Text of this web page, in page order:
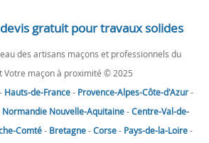
gratuit pour travaux solides
des artisans maçons et professionnels du
Votre maçon à proximité © 2025
- Hauts-de-France- Provence-Alpes-Côte-d'Azur-
Normandie Nouvelle-Aquitaine-Centre-Val-de-
Comté- Bretagne-Corse- Pays-de-la-Loire-